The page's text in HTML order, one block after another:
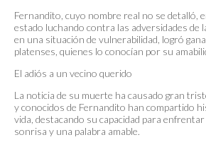
Fernandito, cuyo nombre real no se detalló,
estado luchando contra las adversidades de
en una situación de vulnerabilidad, logró
platenses, quienes lo conocían por su
El adiós a un vecino querido
La noticia de su muerte ha causado gran
y conocidos de Fernandito han compartido
vida, destacando su capacidad para
sonrisa y una palabra amable.